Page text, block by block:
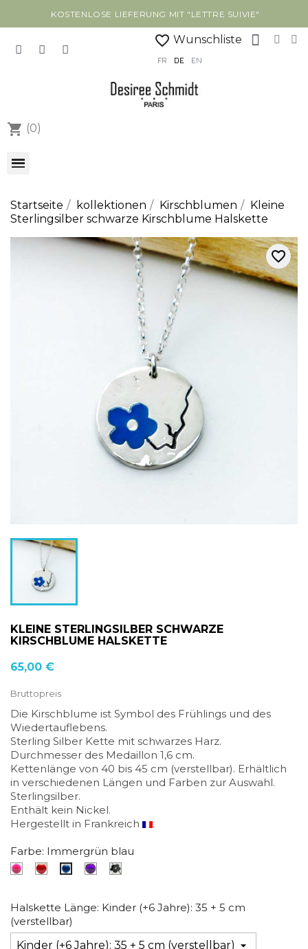
KOSTENLOSE LIEFERUNG MIT "LETTRE SUIVIE"
favorite_border Wunschliste
FR DE EN
shopping_cart (0)
Startseite kollektionen Kirschblumen
Kleine
Sterlingsilber schwarze Kirschblume Halskette
favorite_border
KLEINE STERLINGSILBER SCHWARZE
KIRSCHBLUME HALSKETTE
65,00 €
Bruttopreis
Die Kirschblume ist Symbol des Frühlings und des
Wiedertauflebens.
Sterling Silber Kette mit schwarzes Harz.
Durchmesser des Medaillon 1,6 cm.
Kettenlänge von 40 bis 45 cm (verstellbar). Erhältlich
in verschiedenen Längen und Farben zur Auswahl.
Sterlingsilber.
Enthält kein Nickel.
Hergestellt in Frankreich
.
Farbe: Immergrün blau
FuchsiaMohnrotImmergrünDurchscheinend
Schwarz
Halskette Länge: Kinder (+6 Jahre): 35 + 5 cm
(verstellbar)